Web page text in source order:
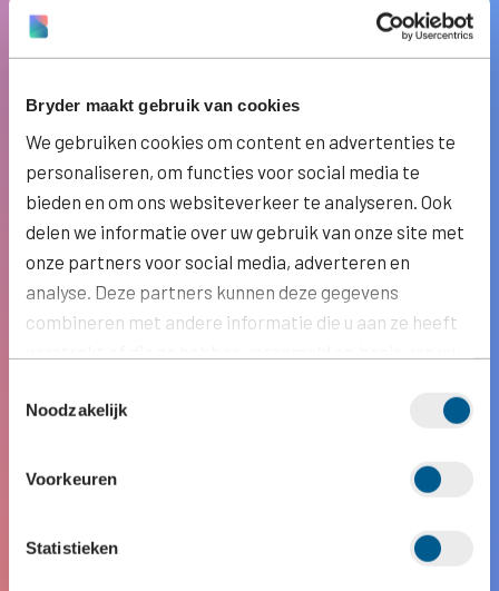
Bryder maakt gebruik van cookies
We gebruiken cookies om content en advertenties te
personaliseren, om functies voor social media te
bieden en om ons websiteverkeer te analyseren. Ook
delen we informatie over uw gebruik van onze site met
onze partners voor social media, adverteren en
analyse. Deze partners kunnen deze gegevens
combineren met andere informatie die u aan ze heeft
Noodzakelijk
Voorkeuren
Statistieken